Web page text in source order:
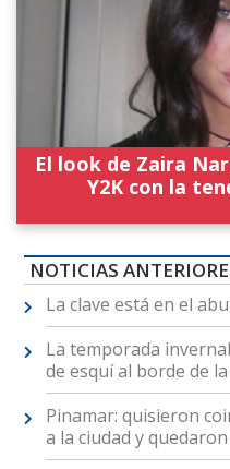
El look de Zaira
Y2K con la
NOTICIAS
La clave está en el
La temporada
de esquí al borde de
Pinamar: quisieron
a la ciudad y